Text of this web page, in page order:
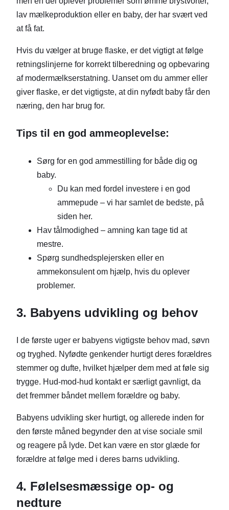
lav mælkeproduktion eller en baby, der har svært ved
at få fat.
Hvis du vælger at bruge flaske, er det vigtigt at følge
retningslinjerne for korrekt tilberedning og opbevaring
af modermælkserstatning. Uanset om du ammer eller
giver flaske, er det vigtigste, at din nyfødt baby får den
næring, den har brug for.
Tips til en god ammeoplevelse:
Sørg for en god ammestilling for både dig og
baby.
Du kan med fordel investere i en god
ammepude – vi har samlet de bedste, på
siden her.
Hav tålmodighed – amning kan tage tid at
mestre.
Spørg sundhedsplejersken eller en
ammekonsulent om hjælp, hvis du oplever
problemer.
3. Babyens udvikling og behov
I de første uger er babyens vigtigste behov mad, søvn
og tryghed. Nyfødte genkender hurtigt deres forældres
stemmer og dufte, hvilket hjælper dem med at føle sig
trygge. Hud-mod-hud kontakt er særligt gavnligt, da
det fremmer båndet mellem forældre og baby.
Babyens udvikling sker hurtigt, og allerede inden for
den første måned begynder den at vise sociale smil
og reagere på lyde. Det kan være en stor glæde for
forældre at følge med i deres barns udvikling.
4. Følelsesmæssige op- og
nedture